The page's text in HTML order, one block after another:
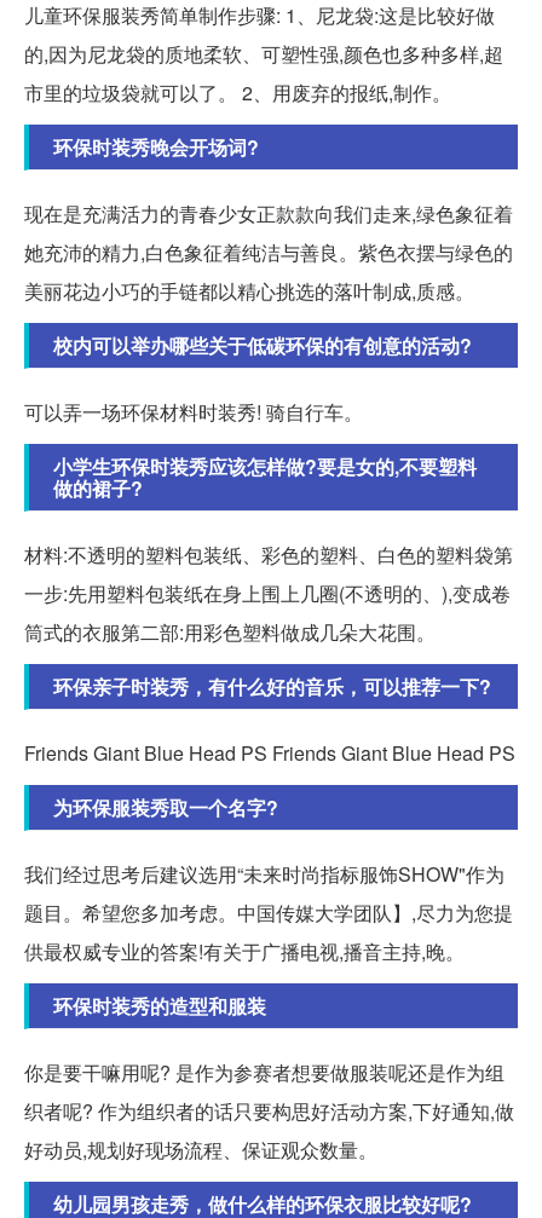
儿童环保服装秀简单制作步骤: 1、尼龙袋:这是比较好做
的,因为尼龙袋的质地柔软、可塑性强,颜色也多种多样,超
市里的垃圾袋就可以了。 2、用废弃的报纸,制作。
环保时装秀晚会开场词?
现在是充满活力的青春少女正款款向我们走来,绿色象征着
她充沛的精力,白色象征着纯洁与善良。紫色衣摆与绿色的
美丽花边小巧的手链都以精心挑选的落叶制成,质感。
校内可以举办哪些关于低碳环保的有创意的活动?
可以弄一场环保材料时装秀! 骑自行车。
小学生环保时装秀应该怎样做?要是女的,不要塑料
做的裙子?
材料:不透明的塑料包装纸、彩色的塑料、白色的塑料袋第
一步:先用塑料包装纸在身上围上几圈(不透明的、),变成卷
筒式的衣服第二部:用彩色塑料做成几朵大花围。
环保亲子时装秀，有什么好的音乐，可以推荐一下?
Friends Giant Blue Head PS Friends Giant Blue Head PS
为环保服装秀取一个名字?
我们经过思考后建议选用“未来时尚指标服饰SHOW"作为
题目。希望您多加考虑。中国传媒大学团队】,尽力为您提
供最权威专业的答案!有关于广播电视,播音主持,晚。
环保时装秀的造型和服装
你是要干嘛用呢? 是作为参赛者想要做服装呢还是作为组
织者呢? 作为组织者的话只要构思好活动方案,下好通知,做
好动员,规划好现场流程、保证观众数量。
幼儿园男孩走秀，做什么样的环保衣服比较好呢?